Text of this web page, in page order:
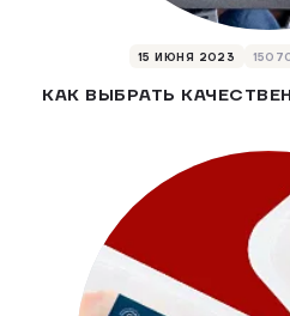
15 ИЮНЯ 2023
КАК ВЫБРАТЬ